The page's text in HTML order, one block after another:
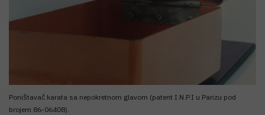
Poništavač karata sa nepokretnom glavom (patent I.N.P.I u Parizu pod
brojem 86-06408).